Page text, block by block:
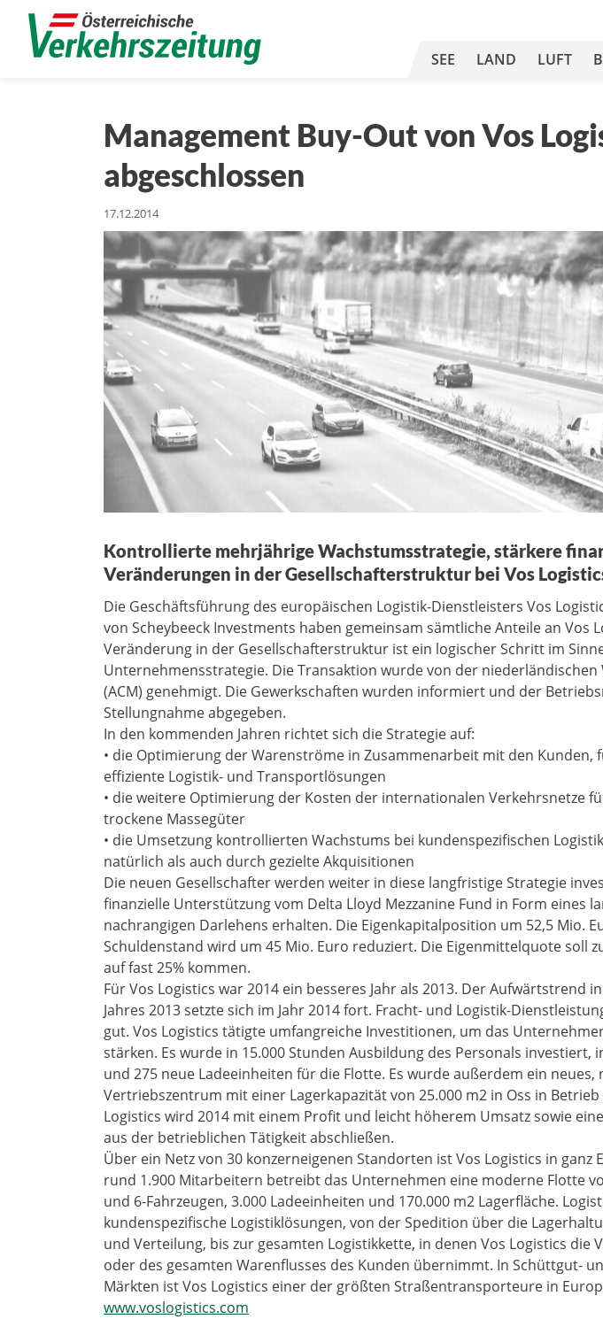
SEE LAND LUFT
Management Buy-Out von Vos
abgeschlossen
17.12.2014
Kontrollierte mehrjährige Wachstumsstrategie, stärkere
Veränderungen in der Gesellschafterstruktur bei Vos
Die Geschäftsführung des europäischen Logistik-Dienstleisters Vos
von Scheybeeck Investments haben gemeinsam sämtliche Anteile an Vos
Veränderung in der Gesellschafterstruktur ist ein logischer Schritt im
Unternehmensstrategie. Die Transaktion wurde von der
(ACM) genehmigt. Die Gewerkschaften wurden informiert und der
Stellungnahme abgegeben.
In den kommenden Jahren richtet sich die Strategie auf:
• die Optimierung der Warenströme in Zusammenarbeit mit den Kunden,
effiziente Logistik- und Transportlösungen
• die weitere Optimierung der Kosten der internationalen Verkehrsnetze
trockene Massegüter
• die Umsetzung kontrollierten Wachstums bei kundenspezifischen
natürlich als auch durch gezielte Akquisitionen
Die neuen Gesellschafter werden weiter in diese langfristige Strategie
finanzielle Unterstützung vom Delta Lloyd Mezzanine Fund in Form eines
nachrangigen Darlehens erhalten. Die Eigenkapitalposition um 52,5 Mio.
Schuldenstand wird um 45 Mio. Euro reduziert. Die Eigenmittelquote soll
auf fast 25% kommen.
Für Vos Logistics war 2014 ein besseres Jahr als 2013. Der Aufwärtstrend
Jahres 2013 setzte sich im Jahr 2014 fort. Fracht- und Logistik-
gut. Vos Logistics tätigte umfangreiche Investitionen, um das
stärken. Es wurde in 15.000 Stunden Ausbildung des Personals investiert,
und 275 neue Ladeeinheiten für die Flotte. Es wurde außerdem ein neues,
Vertriebszentrum mit einer Lagerkapazität von 25.000 m2 in Oss in
Logistics wird 2014 mit einem Profit und leicht höherem Umsatz sowie
aus der betrieblichen Tätigkeit abschließen.
Über ein Netz von 30 konzerneigenen Standorten ist Vos Logistics in ganz
rund 1.900 Mitarbeitern betreibt das Unternehmen eine moderne Flotte
und 6-Fahrzeugen, 3.000 Ladeeinheiten und 170.000 m2 Lagerfläche.
kundenspezifische Logistiklösungen, von der Spedition über die
und Verteilung, bis zur gesamten Logistikkette, in denen Vos Logistics die
oder des gesamten Warenflusses des Kunden übernimmt. In Schüttgut-
Märkten ist Vos Logistics einer der größten Straßentransporteure in
www.voslogistics.com